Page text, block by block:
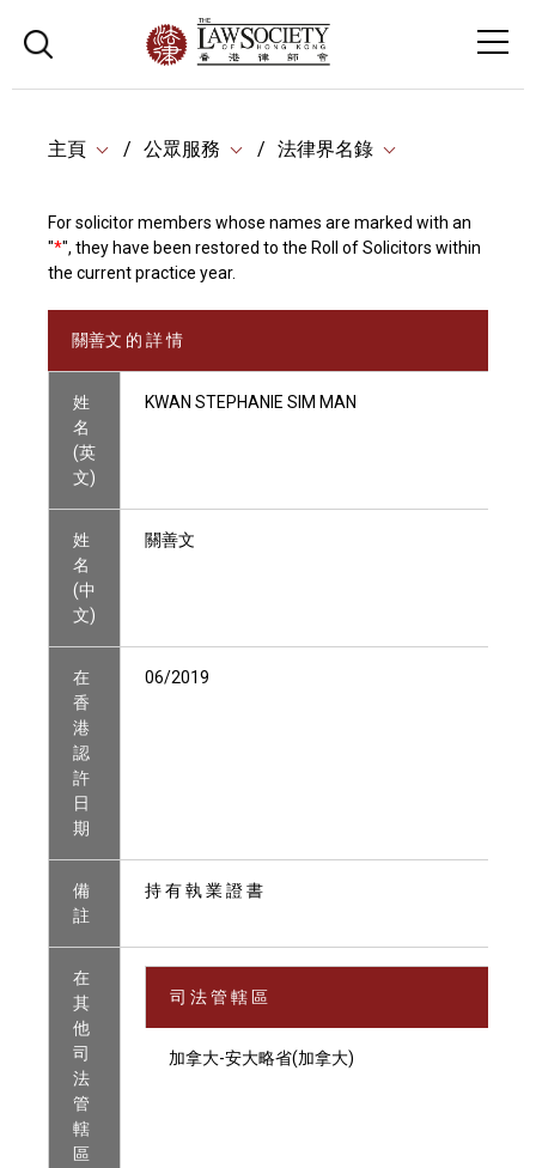
主頁 公眾服務 法律界名錄
For solicitor members whose names are marked with an
"*", they have been restored to the Roll of Solicitors within
the current practice year.
關善文 的 詳 情
姓
名
(英
文)
KWAN STEPHANIE SIM MAN
姓
名
(中
文)
關善文
在
香
港
認
許
日
期
06/2019
備
註
持 有 執 業 證 書
在
其
他
司
法
管
轄
區
司 法 管 轄 區
加拿大-安大略省(加拿大)